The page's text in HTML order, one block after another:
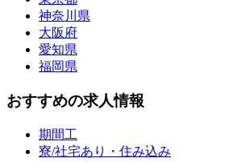
神奈川県
大阪府
愛知県
福岡県
おすすめの求人情報
期間工
寮/社宅あり・住み込み